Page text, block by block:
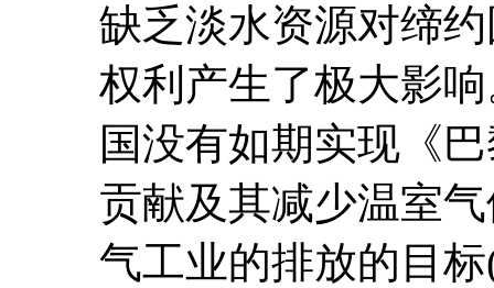
缺乏淡水资源对缔
权利产生了极大影
国没有如期实现《
贡献及其减少温室
气工业的排放的目